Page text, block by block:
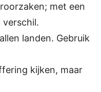
met een
verschil.
landen. Gebruik
kijken, maar